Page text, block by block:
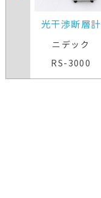
光干渉断層計
ニデック
RS-3000